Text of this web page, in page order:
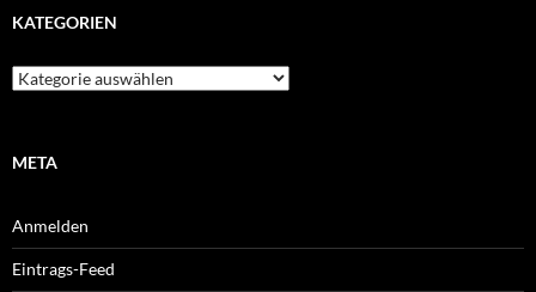
KATEGORIEN
Kategorien
META
Anmelden
Eintrags-Feed